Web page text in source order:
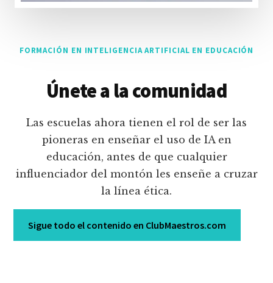
FORMACIÓN EN INTELIGENCIA ARTIFICIAL EN EDUCACIÓN
Únete a la comunidad
Las escuelas ahora tienen el rol de ser las
pioneras en enseñar el uso de IA en
educación, antes de que cualquier
influenciador del montón les enseñe a cruzar
la línea ética.
Sigue todo el contenido en ClubMaestros.com